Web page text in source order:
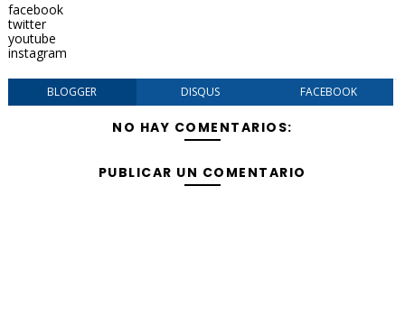
facebook
twitter
youtube
instagram
BLOGGER DISQUS FACEBOOK
NO HAY COMENTARIOS:
PUBLICAR UN COMENTARIO